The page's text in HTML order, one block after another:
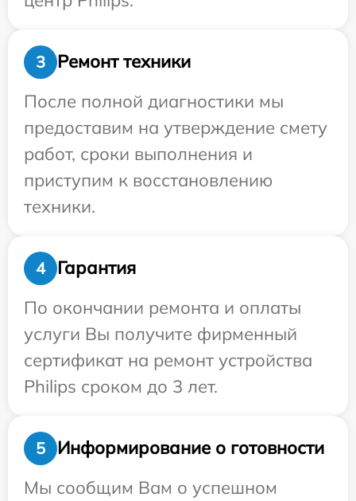
3
Ремонт техники
После полной диагностики мы
предоставим на утверждение смету
работ, сроки выполнения и
приступим к восстановлению
техники.
4
Гарантия
По окончании ремонта и оплаты
услуги Вы получите фирменный
сертификат на ремонт устройства
Philips сроком до 3 лет.
5
Информирование о готовности
Мы сообщим Вам о успешном